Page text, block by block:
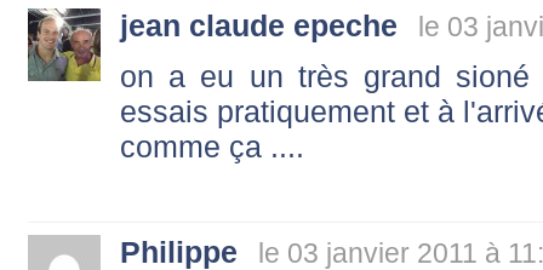
jean claude epeche le 03
on a eu un très grand
essais pratiquement et à
comme ça ....
Philippe le 03 janvier 2011 à